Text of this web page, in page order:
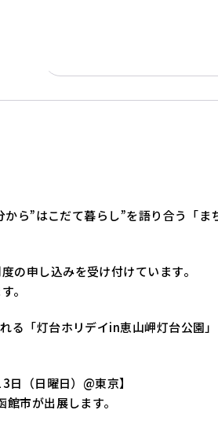
ら”はこだて暮らし”を語り合う「ま
の申し込みを受け付けています。
。
る「灯台ホリデイin恵山岬灯台公園
日（日曜日）@東京】
市が出展します。